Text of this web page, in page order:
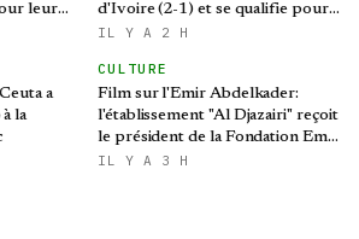
leur
2027 et
d'Ivoire (2-1) et se qualifie pour
le Mondial brésilien
IL Y A 2 H
a
la
CULTURE
Film sur l'Emir Abdelkader:
l'établissement "Al Djazairi" reçoit
le président de la Fondation Emir
Abdelkader
IL Y A 3 H